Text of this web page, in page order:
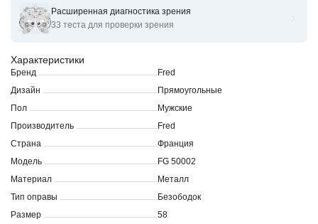
Оправы для очков корригирующих Fred FG 50002U 58
Характеристики
Бренд
Fred
Дизайн
Прямоугольные
Пол
Мужские
Производитель
Fred
Страна
Франция
Модель
FG 50002
Материал
Металл
Тип оправы
Безободок
Размер
58
Расширенная диагностика зрения
33 теста для проверки зрения